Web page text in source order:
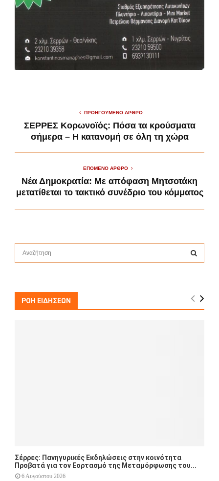
ΠΡΟΗΓΟΎΜΕΝΟ ΆΡΘΡΟ
ΣΕΡΡΕΣ Κορωνοϊός: Πόσα τα κρούσματα
σήμερα – Η κατανομή σε όλη τη χώρα
ΕΠΌΜΕΝΟ ΆΡΘΡΟ
Νέα Δημοκρατία: Με απόφαση Μητσοτάκη
μετατίθεται το τακτικό συνέδριο του κόμματος
f
A
ΡΟΗ ΕΙΔΗΣΕΩΝ
Σέρρες: Πανηγυρικές Εκδηλώσεις στην κοινότητα
Προβατά για τον Εορτασμό της Μεταμόρφωσης του...
6 Αυγούστου 2026